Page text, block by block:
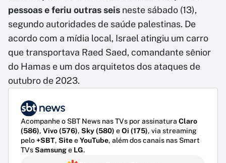
pessoas e feriu outras seis neste sábado (13),
segundo autoridades de saúde palestinas. De
acordo com a mídia local, Israel atingiu um carro
que transportava Raed Saed, comandante sênior
do Hamas e um dos arquitetos dos ataques de
outubro de 2023.
Acompanhe o SBT News nas TVs por assinatura Claro
(586), Vivo (576), Sky (580) eOi (175), via streaming
pelo+SBT, SiteeYouTube, além dos canais nas Smart
TVsSamsunge LG.